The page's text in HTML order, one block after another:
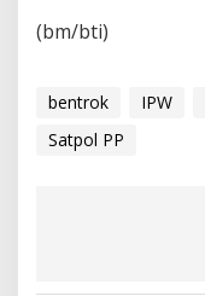
(bm/bti)
bentrok IPW
Satpol PP